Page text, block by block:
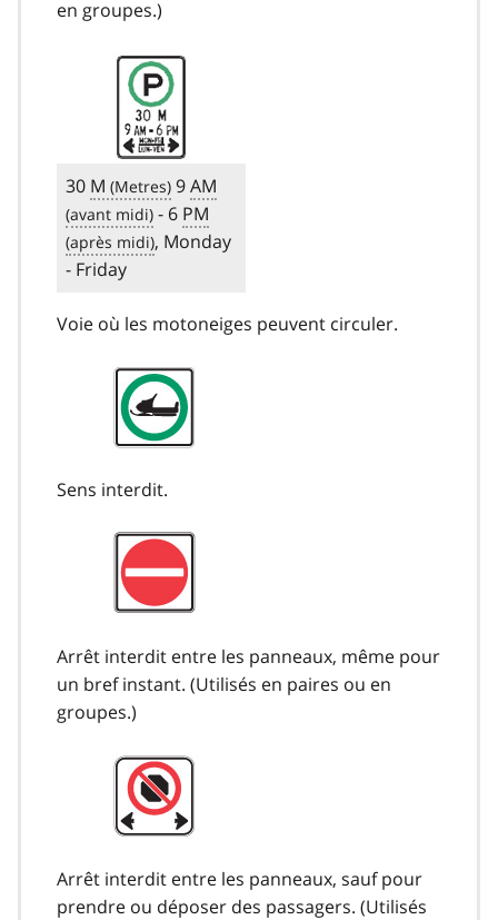
en groupes.)
30 M 9AM
- 6 PM
, Monday
- Friday
Voie où les motoneiges peuvent circuler.
Sens interdit.
Arrêt interdit entre les panneaux, même pour
un bref instant. (Utilisés en paires ou en
groupes.)
Arrêt interdit entre les panneaux, sauf pour
prendre ou déposer des passagers. (Utilisés